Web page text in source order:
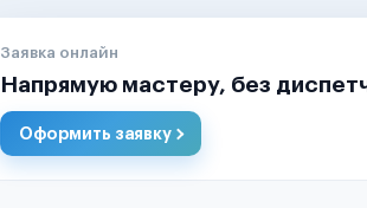
Заявка онлайн
Напрямую мастеру, без
Оформить заявку